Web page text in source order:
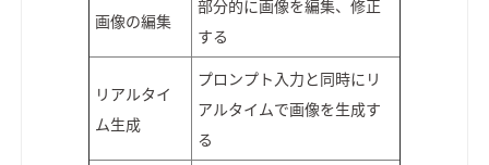
画像の編集
部分的に画像を編集、修正
する
リアルタイ
ム生成
プロンプト入力と同時にリ
アルタイムで画像を生成す
る